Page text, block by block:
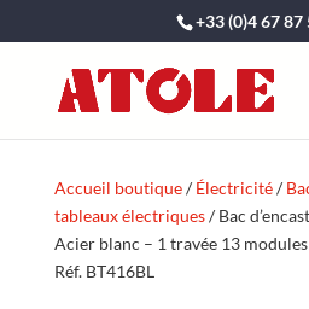
+33 (0)4 67 87
Accueil boutique/Électricité/
tableaux électriques/ Bac
Acier blanc – 1 travée 13
Réf. BT416BL